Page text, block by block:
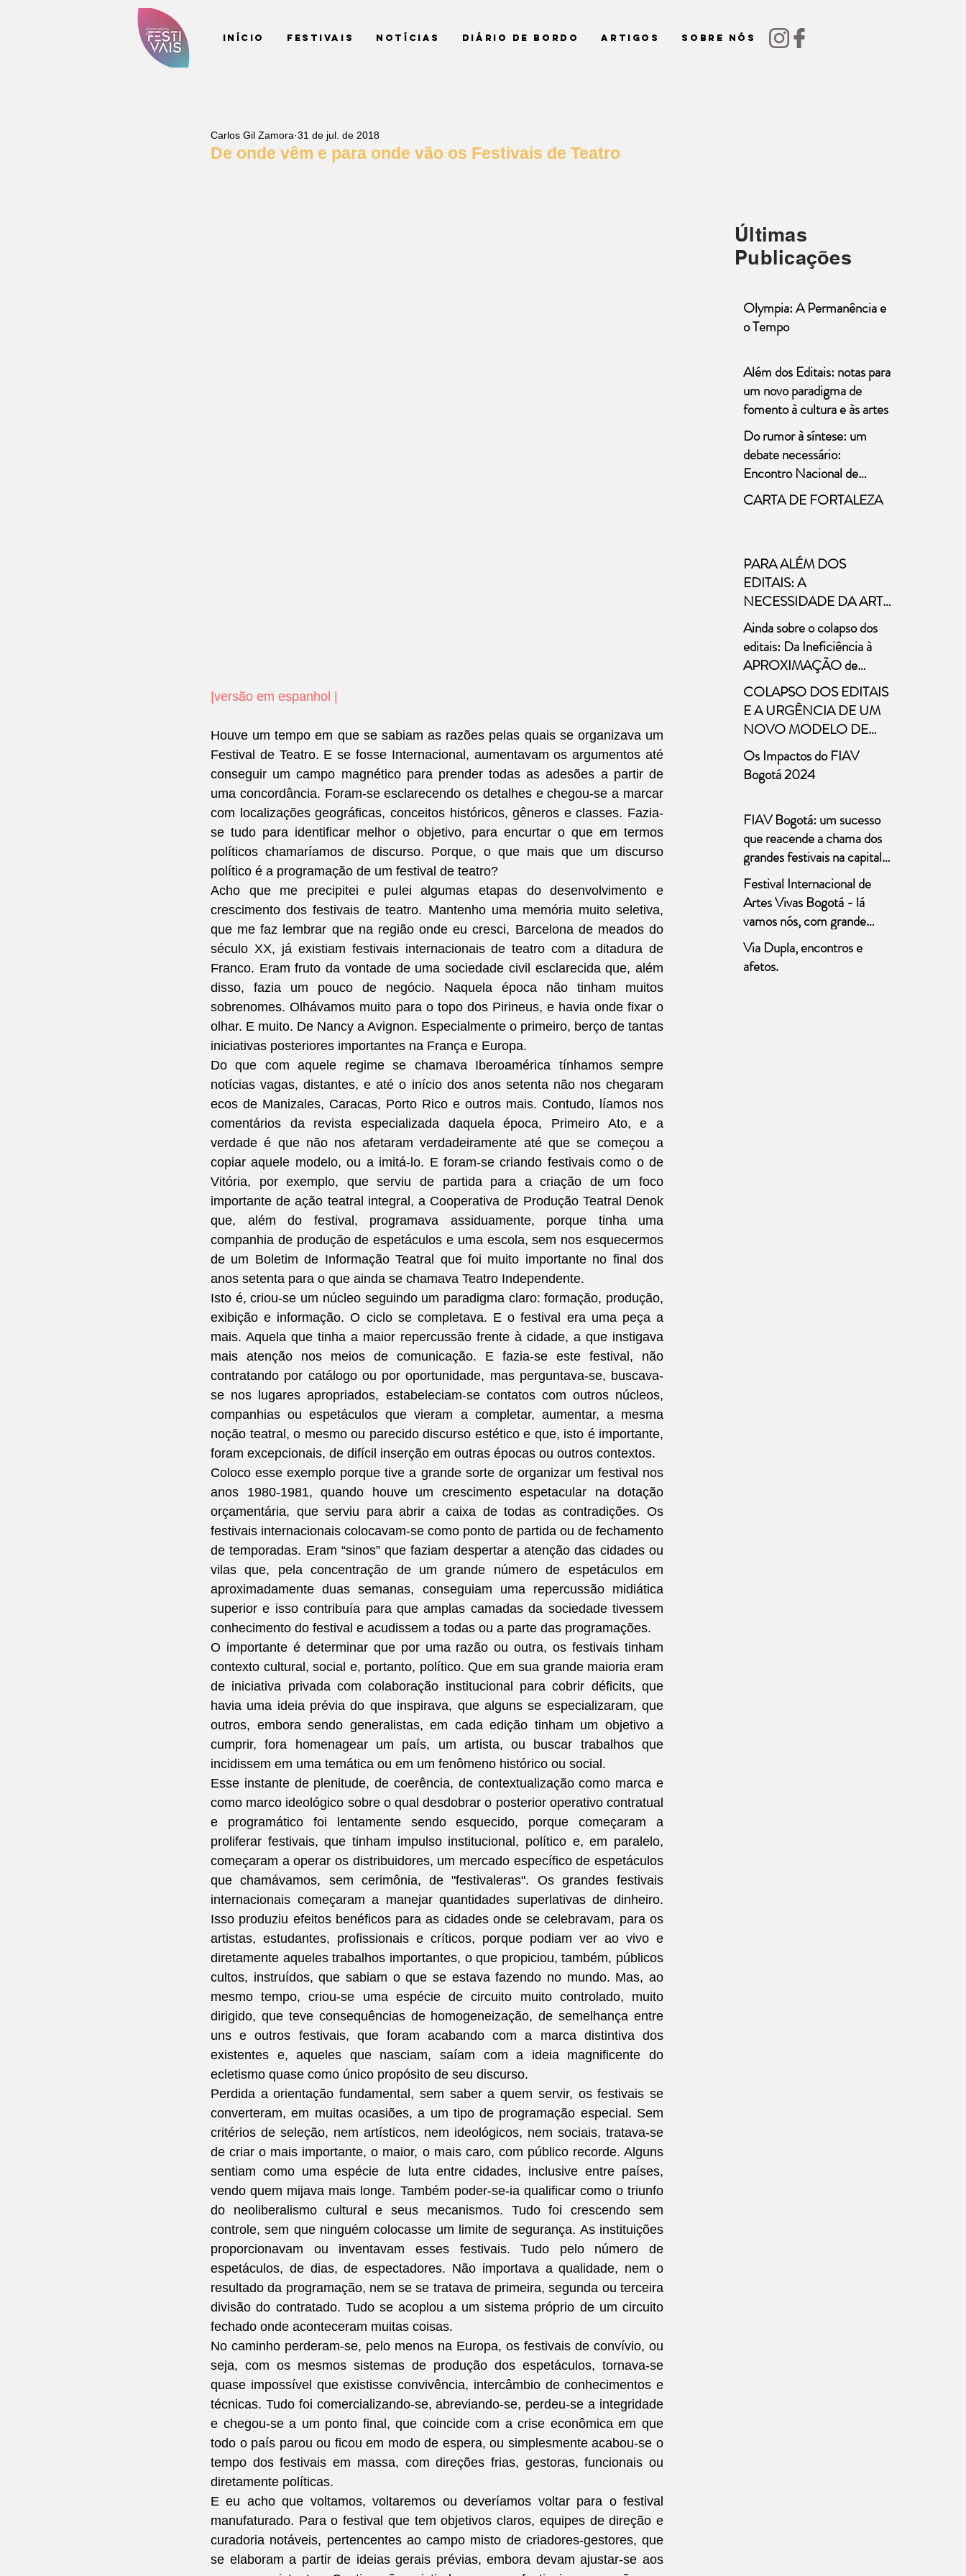
Início Festivais Notícias Diário de Bordo Artigos Sobre nós
De onde vêm e para onde vão os Festivais de Teatro
Carlos Gil Zamora 31 de jul. de 2018
versão em espanhol
Houve um tempo em que se sabiam as razões pelas quais se organizava um
Festival de Teatro. E se fosse Internacional, aumentavam os argumentos até
conseguir um campo magnético para prender todas as adesões a partir de
uma concordância. Foram-se esclarecendo os detalhes e chegou-se a marcar
com localizações geográficas, conceitos históricos, gêneros e classes. Fazia-
se tudo para identificar melhor o objetivo, para encurtar o que em termos
políticos chamaríamos de discurso. Porque, o que mais que um discurso
político é a programação de um festival de teatro?
Acho que me precipitei e pulei algumas etapas do desenvolvimento e
crescimento dos festivais de teatro. Mantenho uma memória muito seletiva,
que me faz lembrar que na região onde eu cresci, Barcelona de meados do
século XX, já existiam festivais internacionais de teatro com a ditadura de
Franco. Eram fruto da vontade de uma sociedade civil esclarecida que, além
disso, fazia um pouco de negócio. Naquela época não tinham muitos
sobrenomes. Olhávamos muito para o topo dos Pirineus, e havia onde fixar o
olhar. E muito. De Nancy a Avignon. Especialmente o primeiro, berço de tantas
iniciativas posteriores importantes na França e Europa.
Do que com aquele regime se chamava Iberoamérica tínhamos sempre
notícias vagas, distantes, e até o início dos anos setenta não nos chegaram
ecos de Manizales, Caracas, Porto Rico e outros mais. Contudo, líamos nos
comentários da revista especializada daquela época, Primeiro Ato, e a
verdade é que não nos afetaram verdadeiramente até que se começou a
copiar aquele modelo, ou a imitá-lo. E foram-se criando festivais como o de
Vitória, por exemplo, que serviu de partida para a criação de um foco
importante de ação teatral integral, a Cooperativa de Produção Teatral Denok
que, além do festival, programava assiduamente, porque tinha uma
companhia de produção de espetáculos e uma escola, sem nos esquecermos
de um Boletim de Informação Teatral que foi muito importante no final dos
anos setenta para o que ainda se chamava Teatro Independente.
Isto é, criou-se um núcleo seguindo um paradigma claro: formação, produção,
exibição e informação. O ciclo se completava. E o festival era uma peça a
mais. Aquela que tinha a maior repercussão frente à cidade, a que instigava
mais atenção nos meios de comunicação. E fazia-se este festival, não
contratando por catálogo ou por oportunidade, mas perguntava-se, buscava-
se nos lugares apropriados, estabeleciam-se contatos com outros núcleos,
companhias ou espetáculos que vieram a completar, aumentar, a mesma
noção teatral, o mesmo ou parecido discurso estético e que, isto é importante,
foram excepcionais, de difícil inserção em outras épocas ou outros contextos.
Coloco esse exemplo porque tive a grande sorte de organizar um festival nos
anos 1980-1981, quando houve um crescimento espetacular na dotação
orçamentária, que serviu para abrir a caixa de todas as contradições. Os
festivais internacionais colocavam-se como ponto de partida ou de fechamento
de temporadas. Eram “sinos” que faziam despertar a atenção das cidades ou
vilas que, pela concentração de um grande número de espetáculos em
aproximadamente duas semanas, conseguiam uma repercussão midiática
superior e isso contribuía para que amplas camadas da sociedade tivessem
conhecimento do festival e acudissem a todas ou a parte das programações.
O importante é determinar que por uma razão ou outra, os festivais tinham
contexto cultural, social e, portanto, político. Que em sua grande maioria eram
de iniciativa privada com colaboração institucional para cobrir déficits, que
havia uma ideia prévia do que inspirava, que alguns se especializaram, que
outros, embora sendo generalistas, em cada edição tinham um objetivo a
cumprir, fora homenagear um país, um artista, ou buscar trabalhos que
incidissem em uma temática ou em um fenômeno histórico ou social.
Esse instante de plenitude, de coerência, de contextualização como marca e
como marco ideológico sobre o qual desdobrar o posterior operativo contratual
e programático foi lentamente sendo esquecido, porque começaram a
proliferar festivais, que tinham impulso institucional, político e, em paralelo,
começaram a operar os distribuidores, um mercado específico de espetáculos
que chamávamos, sem cerimônia, de "festivaleras". Os grandes festivais
internacionais começaram a manejar quantidades superlativas de dinheiro.
Isso produziu efeitos benéficos para as cidades onde se celebravam, para os
artistas, estudantes, profissionais e críticos, porque podiam ver ao vivo e
diretamente aqueles trabalhos importantes, o que propiciou, também, públicos
cultos, instruídos, que sabiam o que se estava fazendo no mundo. Mas, ao
mesmo tempo, criou-se uma espécie de circuito muito controlado, muito
dirigido, que teve consequências de homogeneização, de semelhança entre
uns e outros festivais, que foram acabando com a marca distintiva dos
existentes e, aqueles que nasciam, saíam com a ideia magnificente do
ecletismo quase como único propósito de seu discurso.
Perdida a orientação fundamental, sem saber a quem servir, os festivais se
converteram, em muitas ocasiões, a um tipo de programação especial. Sem
critérios de seleção, nem artísticos, nem ideológicos, nem sociais, tratava-se
de criar o mais importante, o maior, o mais caro, com público recorde. Alguns
sentiam como uma espécie de luta entre cidades, inclusive entre países,
vendo quem mijava mais longe. Também poder-se-ia qualificar como o triunfo
do neoliberalismo cultural e seus mecanismos. Tudo foi crescendo sem
controle, sem que ninguém colocasse um limite de segurança. As instituições
proporcionavam ou inventavam esses festivais. Tudo pelo número de
espetáculos, de dias, de espectadores. Não importava a qualidade, nem o
resultado da programação, nem se se tratava de primeira, segunda ou terceira
divisão do contratado. Tudo se acoplou a um sistema próprio de um circuito
fechado onde aconteceram muitas coisas.
No caminho perderam-se, pelo menos na Europa, os festivais de convívio, ou
seja, com os mesmos sistemas de produção dos espetáculos, tornava-se
quase impossível que existisse convivência, intercâmbio de conhecimentos e
técnicas. Tudo foi comercializando-se, abreviando-se, perdeu-se a integridade
e chegou-se a um ponto final, que coincide com a crise econômica em que
todo o país parou ou ficou em modo de espera, ou simplesmente acabou-se o
tempo dos festivais em massa, com direções frias, gestoras, funcionais ou
diretamente políticas.
E eu acho que voltamos, voltaremos ou deveríamos voltar para o festival
manufaturado. Para o festival que tem objetivos claros, equipes de direção e
curadoria notáveis, pertencentes ao campo misto de criadores-gestores, que
se elaboram a partir de ideias gerais prévias, embora devam ajustar-se aos
Últimas
Publicações
Olympia: A Permanência e
o Tempo
Além dos Editais: notas para
um novo paradigma de
fomento à cultura e às artes
Do rumor à síntese: um
debate necessário:
Encontro Nacional de
Políticas para o Teatro
CARTA DE FORTALEZA
PARA ALÉM DOS
EDITAIS: A
NECESSIDADE DA ARTE
A necessária distinção entre
cultura e arte nas políticas
públicas
Ainda sobre o colapso dos
editais: Da Ineficiência à
APROXIMAÇÃO de
Novos Modelos
COLAPSO DOS EDITAIS
E A URGÊNCIA DE UM
NOVO MODELO DE
FOMENTO Marcelo
Bones – 29/abril/2025
Os Impactos do FIAV
Bogotá 2024
FIAV Bogotá: um sucesso
que reacende a chama dos
grandes festivais na capital
colombiana
Festival Internacional de
Artes Vivas Bogotá - lá
vamos nós, com grande
expectativa!!!
Via Dupla, encontros e
afetos.